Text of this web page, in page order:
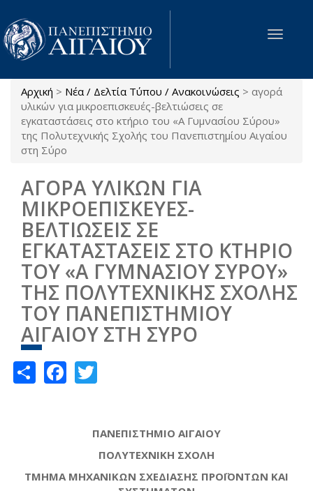
Παράκαμψη προς το κυρίως περιεχόμενο
Toggle
Είστε εδώ
Αρχική > Νέα / Δελτία Τύπου / Ανακοινώσεις > αγορά
υλικών για μικροεπισκευές-βελτιώσεις σε
εγκαταστάσεις στο κτήριο του «Α Γυμνασίου Σύρου»
της Πολυτεχνικής Σχολής του Πανεπιστημίου Αιγαίου
στη Σύρο
ΑΓΟΡΑ ΥΛΙΚΩΝ ΓΙΑ
ΜΙΚΡΟΕΠΙΣΚΕΥΕΣ-
ΒΕΛΤΙΩΣΕΙΣ ΣΕ
ΕΓΚΑΤΑΣΤΑΣΕΙΣ ΣΤΟ ΚΤΗΡΙΟ
ΤΟΥ «Α ΓΥΜΝΑΣΙΟΥ ΣΥΡΟΥ»
ΤΗΣ ΠΟΛΥΤΕΧΝΙΚΗΣ ΣΧΟΛΗΣ
ΤΟΥ ΠΑΝΕΠΙΣΤΗΜΙΟΥ
ΑΙΓΑΙΟΥ ΣΤΗ ΣΥΡΟ
ShareFacebook
ΠΑΝΕΠΙΣΤΗΜΙΟ ΑΙΓΑΙΟΥ
ΠΟΛΥΤΕΧΝΙΚΗ ΣΧΟΛΗ
ΤΜΗΜΑ ΜΗΧΑΝΙΚΩΝ ΣΧΕΔΙΑΣΗΣ ΠΡΟΪΟΝΤΩΝ ΚΑΙ